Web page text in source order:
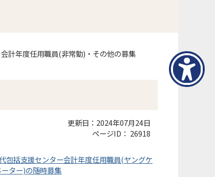
会計年度任用職員(非常勤)・その他の募集
更新日：2024年07月24日
ページID： 26918
包括支援センター会計年度任用職員(ヤングケ
ター)の随時募集